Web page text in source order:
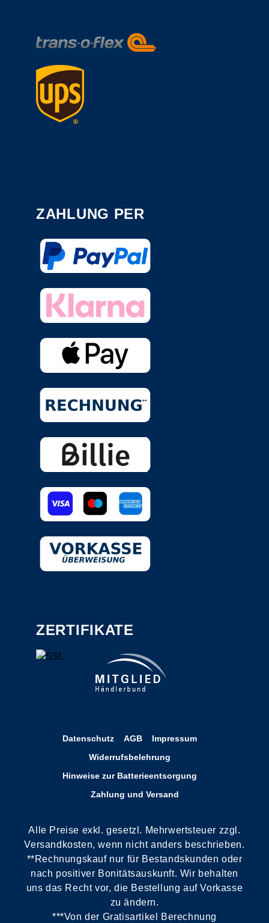
ZAHLUNG PER
ZERTIFIKATE
Datenschutz AGB
Impressum
Widerrufsbelehrung
Hinweise zur Batterieentsorgung
Zahlung und Versand
Alle Preise exkl. gesetzl. Mehrwertsteuer zzgl.
Versandkosten, wenn nicht anders beschrieben.
**Rechnungskauf nur für Bestandskunden oder
nach positiver Bonitätsauskunft. Wir behalten
uns das Recht vor, die Bestellung auf Vorkasse
zu ändern.
***Von der Gratisartikel Berechnung